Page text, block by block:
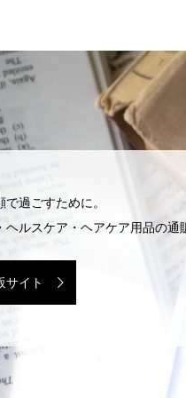
過ごすために。
ルスケア・ヘアケア用品の通
サイト